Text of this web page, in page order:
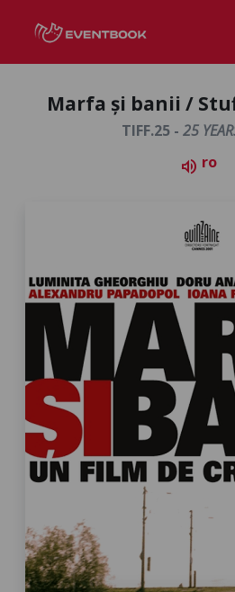
Marfa și banii /
TIFF.25 - 25
volume_up ro